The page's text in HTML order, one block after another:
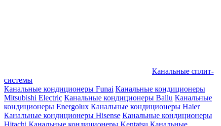
Канальные сплит-
системы
Канальные кондиционеры Funai Канальные кондиционеры
Mitsubishi Electric Канальные кондиционеры Ballu Канальные
кондиционеры Energolux Канальные кондиционеры Haier
Канальные кондиционеры Hisense Канальные кондиционеры
Hitachi Канальные кондиционеры Kentatsu Канальные